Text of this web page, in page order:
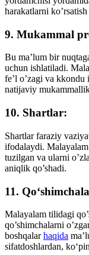
harakatlarni
9. Mukammal
Bu ma’lum bir
uchun ishlatiladi.
fe’l o’zagi va
natijaviy
10. Shartlar:
Shartlar faraziy
ifodalaydi.
tuzilgan va ularni
aniqlik qo’shadi.
11.
Malayalam tilidagi
qo’shimchalarni
boshqalarhaqida
sifatdoshlardan,